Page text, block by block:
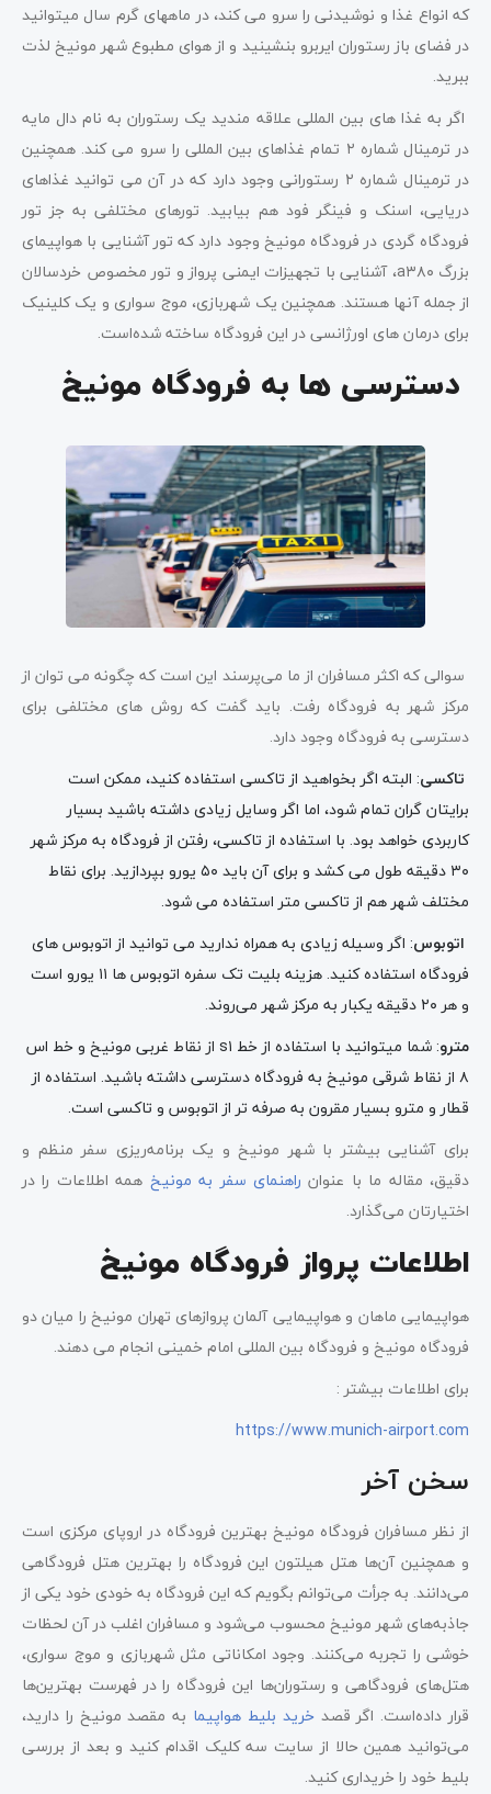
که انواع غذا و نوشیدنی را سرو می کند، در ماههای گرم سال میتوانید
در فضای باز رستوران ایربرو بنشینید و از هوای مطبوع شهر مونیخ لذت
ببرید.
اگر به غذا های بین المللی علاقه مندید یک رستوران به نام دال مایه
در ترمینال شماره ۲ تمام غذاهای بین المللی را سرو می کند. همچنین
در ترمینال شماره ۲ رستورانی وجود دارد که در آن می توانید غذاهای
دریایی، اسنک و فینگر فود هم بیابید. تورهای مختلفی به جز تور
فرودگاه گردی در فرودگاه مونیخ وجود دارد که تور آشنایی با هواپیمای
بزرگ a۳۸۰، آشنایی با تجهیزات ایمنی پرواز و تور مخصوص خردسالان
از جمله آنها هستند. همچنین یک شهربازی، موج سواری و یک کلینیک
برای درمان های اورژانسی در این فرودگاه ساخته شده‌است.
دسترسی ها به فرودگاه مونیخ
سوالی که اکثر مسافران از ما می‌پرسند این است که چگونه می توان از
مرکز شهر به فرودگاه رفت. باید گفت که روش های مختلفی برای
دسترسی به فرودگاه وجود دارد.
تاکسی: البته اگر بخواهید از تاکسی استفاده کنید، ممکن است
برایتان گران تمام شود، اما اگر وسایل زیادی داشته باشید بسیار
کاربردی خواهد بود. با استفاده از تاکسی، رفتن از فرودگاه به مرکز شهر
۳۰ دقیقه طول می کشد و برای آن باید ۵۰ یورو بپردازید. برای نقاط
مختلف شهر هم از تاکسی متر استفاده می شود.
اتوبوس: اگر وسیله زیادی به همراه ندارید می توانید از اتوبوس های
فرودگاه استفاده کنید. هزینه بلیت تک سفره اتوبوس ها ۱۱ یورو است
و هر ۲۰ دقیقه یکبار به مرکز شهر می‌روند.
مترو
: شما میتوانید با استفاده از خط s۱ از نقاط غربی مونیخ و خط اس
۸ از نقاط شرقی مونیخ به فرودگاه دسترسی داشته باشید. استفاده از
قطار و مترو بسیار مقرون به صرفه تر از اتوبوس و تاکسی است.
برای آشنایی بیشتر با شهر مونیخ و یک برنامه‌ریزی سفر منظم و
دقیق، مقاله ما با عنوان راهنمای سفر به مونیخ همه اطلاعات را در
اختیارتان می‌گذارد.
اطلاعات پرواز فرودگاه مونیخ
هواپیمایی ماهان و هواپیمایی آلمان پروازهای تهران مونیخ را میان دو
فرودگاه مونیخ و فرودگاه بین المللی امام خمینی انجام می دهند.
برای اطلاعات بیشتر :
https://www.munich-airport.com
سخن آخر
از نظر مسافران فرودگاه مونیخ بهترین فرودگاه در اروپای مرکزی است
و همچنین آن‌ها هتل هیلتون این فرودگاه را بهترین هتل فرودگاهی
می‌دانند. به جرأت می‌توانم بگویم که این فرودگاه به خودی خود یکی از
جاذبه‌های شهر مونیخ محسوب می‌شود و مسافران اغلب در آن لحظات
خوشی را تجربه می‌کنند. وجود امکاناتی مثل شهربازی و موج سواری،
هتل‌های فرودگاهی و رستوران‌ها این فرودگاه را در فهرست بهترین‌ها
قرار داده‌است. اگر قصد خرید بلیط هواپیما به مقصد مونیخ را دارید،
می‌توانید همین حالا از سایت سه کلیک اقدام کنید و بعد از بررسی
بلیط خود را خریداری کنید.